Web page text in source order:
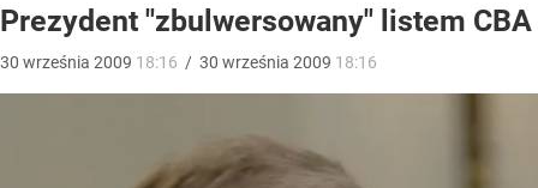
Prezydent "zbulwersowany" listem CBA
30 września 2009 18:16 / 30 września 2009 18:16